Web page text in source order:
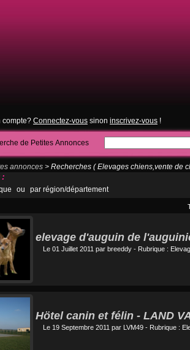
compte? Connectez-vous sinon inscrivez-vous !
de Petites Annonces
annonces > Recherches ( Elevages chiens,vente de
:
ou par région/département
elevage d'auguin de
Le 01 Juillet 2011 par breeddy - Rubrique :
Hötel canin et félin - LAND
Le 19 Septembre 2011 par LVM49 - Rubrique :